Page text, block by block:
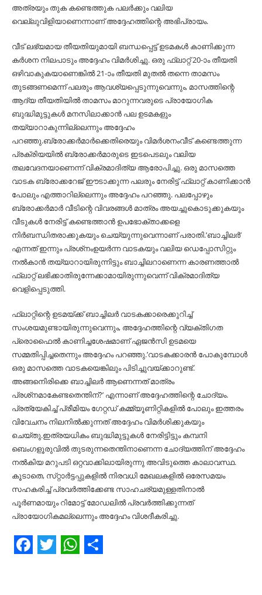
അത്രയും തുക കണ്ടെത്തുക പലർക്കും വലിയ
വെല്ലുവിളിയാണെന്നാണ് അദ്ദേഹത്തിന്റെ അഭിപ്രായം.
വീട് ലഭ്യമായ തീയതിയുമായി ബന്ധപ്പെട്ട് ഉടമകള്‍ കാണിക്കുന്ന
കർശന നിലപാടും അദ്ദേഹം വിമർശിച്ചു. ഒരു ഫ്ലാറ്റ് 20-ാം തീയതി
ഒഴിവാകുകയാണെങ്കില്‍ 21-ാം തീയതി മുതല്‍ തന്നെ താമസം
തുടങ്ങണമെന്ന് പലരും ആവശ്യപ്പെടുന്നുവെന്നും, മാസത്തിന്റെ
ആദ്യ തീയതിയില്‍ താമസം മാറുന്നവരുടെ പ്രായോഗിക
ബുദ്ധിമുട്ടുകള്‍ മനസിലാക്കാൻ പല ഉടമകളും
തയ്യാറാകുന്നില്ലെന്നും അദ്ദേഹം
പറഞ്ഞു.ബ്രോക്കർമാർക്കെതിരെയും വിമർശനംവീട് കണ്ടെത്തുന്ന
പ്രക്രിയയില്‍ ബ്രോക്കർമാരുടെ ഇടപെടലും വലിയ
തലവേദനയാണെന്ന് വിക്രമാദിത്യ ആരോപിച്ചു. ഒരു മാസത്തെ
വാടക ബ്രോക്കറേജ് ഈടാക്കുന്ന പലരും നേരിട്ട് ഫ്ലാറ്റ് കാണിക്കാൻ
പോലും എത്താറില്ലെന്നും അദ്ദേഹം പറഞ്ഞു. പലപ്പോഴും
ബ്രോക്കർമാർ വീടിന്റെ വിവരങ്ങള്‍ മാത്രം അയച്ചുകൊടുക്കുകയും
വീടുകള്‍ നേരിട്ട് കണ്ടെത്താൻ ഉപഭോക്താക്കളെ
നിർബന്ധിതരാക്കുകയും ചെയ്യുന്നുവെന്നാണ് പരാതി.’ബാച്ചിലർ’
എന്നത് ഇന്നും പ്രശ്‌നംഉയർന്ന വാടകയും വലിയ ഡെപ്പോസിറ്റും
നല്‍കാൻ തയ്യാറായിരുന്നിട്ടും ബാച്ചിലറാണെന്ന കാരണത്താല്‍
ഫ്ലാറ്റ് ലഭിക്കാതിരുന്നേക്കാമായിരുന്നുവെന്ന് വിക്രമാദിത്യ
വെളിപ്പെടുത്തി.
ഫ്ലാറ്റിന്റെ ഉടമയ്ക്ക് ബാച്ചിലർ വാടകക്കാരെക്കുറിച്ച്‌
സംശയമുണ്ടായിരുന്നുവെന്നും, അദ്ദേഹത്തിന്റെ വ്യക്തിഗത
പ്രൊഫൈല്‍ കാണിച്ചശേഷമാണ് ഏജൻസി ഉടമയെ
സമ്മതിപ്പിച്ചതെന്നും അദ്ദേഹം പറഞ്ഞു.’വാടകക്കാരൻ പോകുമ്പോള്‍
ഒരു മാസത്തെ വാടകയെങ്കിലും പിടിച്ചുവയ്ക്കാറുണ്ട്.
അങ്ങനെിരിക്കെ ബാച്ചിലർ ആണെന്നത് മാത്രം
പ്രശ്‌നമാകേണ്ടതെന്തിന്?’ എന്നാണ് അദ്ദേഹത്തിന്റെ ചോദ്യം.
പ്രത്യേകിച്ച്‌ പ്രീമിയം ഗേറ്റഡ് കമ്മ്യൂണിറ്റികളില്‍ പോലും ഇത്തരം
വിവേചനം നിലനില്‍ക്കുന്നത് അദ്ദേഹം വിമർശിക്കുകയും
ചെയ്‌തു.ഇത്രയധികം ബുദ്ധിമുട്ടുകള്‍ നേരിട്ടിട്ടും കമ്പനി
ബെംഗളൂരുവില്‍ തുടരുന്നതെന്തിനാണെന്ന ചോദ്യത്തിന് അദ്ദേഹം
നല്‍കിയ മറുപടി ഒറ്റവാക്കിലായിരുന്നു അവിടുത്തെ കാലാവസ്ഥ.
കൂടാതെ, സ്‌റ്റാർട്ടപ്പുകളില്‍ നിരവധി മേഖലകളില്‍ ഒരേസമയം
സഹകരിച്ച്‌ പ്രവർത്തിക്കേണ്ട സാഹചര്യമുള്ളതിനാല്‍
പൂർണമായും റിമോട്ട് മോഡലില്‍ പ്രവർത്തിക്കുന്നത്
പ്രായോഗികമല്ലെന്നും അദ്ദേഹം വിശദീകരിച്ചു.